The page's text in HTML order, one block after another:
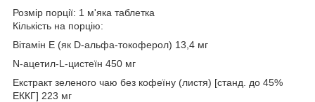
Розмір порції: 1 м'яка таблетка
Кількість на порцію:
Вітамін Е (як D-альфа-токоферол) 13,4 мг
N-ацетил-L-цистеїн 450 мг
Екстракт зеленого чаю без кофеїну (листя) [станд. до 45%
ЕККГ] 223 мг